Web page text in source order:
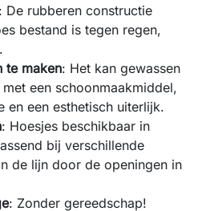
: De rubberen constructie
bestand is tegen regen,
te maken: Het kan gewassen
een schoonmaakmiddel,
een esthetisch uiterlijk.
: Hoesjes beschikbaar in
bij verschillende
de lijn door de openingen in
: Zonder gereedschap!